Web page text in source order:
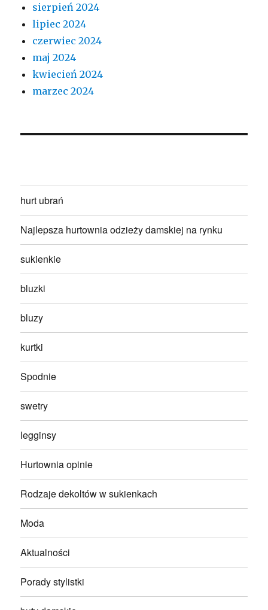
sierpień 2024
lipiec 2024
czerwiec 2024
maj 2024
kwiecień 2024
marzec 2024
hurt ubrań
Najlepsza hurtownia odzieży damskiej na rynku
sukienkie
bluzki
bluzy
kurtki
Spodnie
swetry
legginsy
Hurtownia opinie
Rodzaje dekoltów w sukienkach
Moda
Aktualności
Porady stylistki